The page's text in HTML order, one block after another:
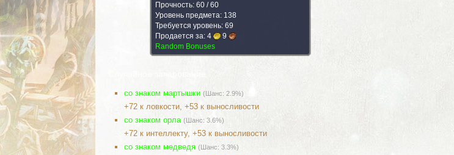
Прочность: 60 / 60
Уровень предмета: 138
Требуется уровень: 69
Продается за: 4
9
Random Bonuses
со знаком мартышки (Шанс: 2.9%)
+72 к ловкости, +53 к выносливости
со знаком орла (Шанс: 3.6%)
+72 к интеллекту, +53 к выносливости
со знаком медведя (Шанс: 3.3%)